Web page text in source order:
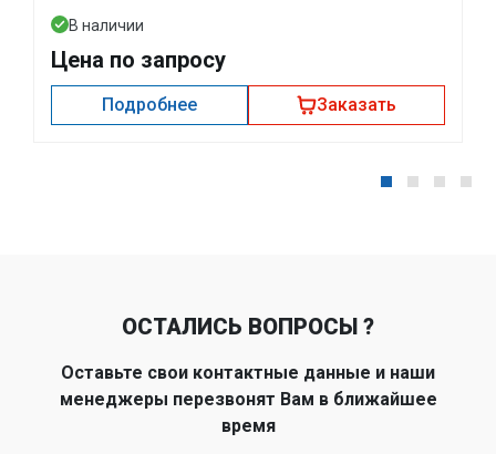
В наличии
Цена по запросу
Подробнее Заказать
ОСТАЛИСЬ ВОПРОСЫ ?
Оставьте свои контактные данные и наши
менеджеры перезвонят Вам в ближайшее
время